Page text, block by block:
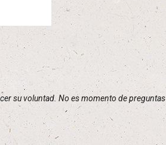
su voluntad. No es momento de preguntas